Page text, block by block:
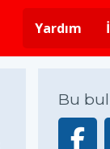
Yardım
Bu